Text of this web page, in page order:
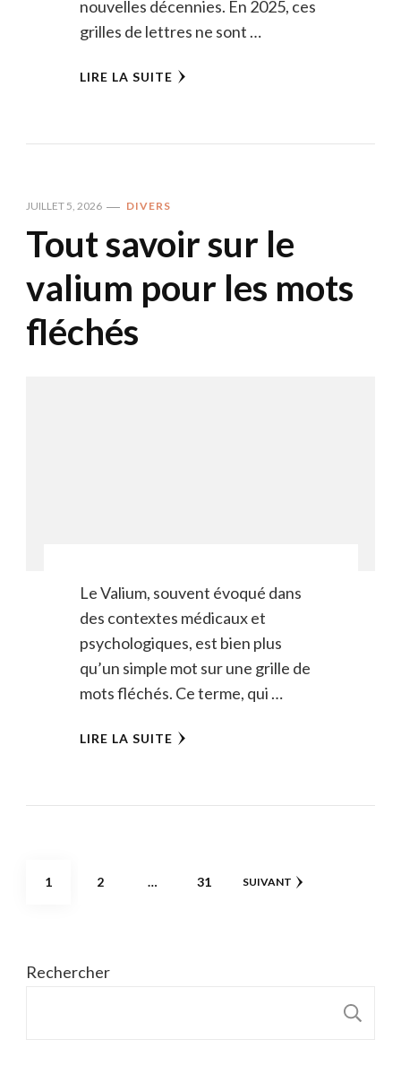
nouvelles décennies. En 2025, ces
grilles de lettres ne sont …
LIRE LA SUITE
JUILLET 5, 2026 DIVERS
Tout savoir sur le
valium pour les mots
fléchés
Le Valium, souvent évoqué dans
des contextes médicaux et
psychologiques, est bien plus
qu’un simple mot sur une grille de
mots fléchés. Ce terme, qui …
LIRE LA SUITE
Pagination
PAGE
1 PAGE
2 … PAGE
31 SUIVANT
Rechercher